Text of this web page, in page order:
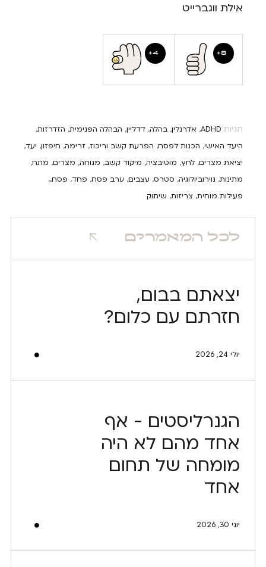
אילת ווגברייט
8
4
תגיות ADHD
, אדרנלין, בהלה, דדליין, הבהלה הפנימית, הזדרזות,
היעד האישי, הכנות לפסח, הפרעת קשב וריכוז, זרימה, חיפזון, יעד,
יציאת מצרים, לחץ, מוטיבציה, מיקוד קשב, מנוחה, מצרים, מתח,
מתינות, נוירוביולוגיה, סטרס, עצבים, ערב פסח, פחד, פסח.,
פעילות מוחית, צריזות, שיתוק
לכל המאמרים
יצאתם בבום,
חזרתם עם כלום?
יולי 24, 2026
הגנרליסטים - אף
אחד מהם לא היה
מומחה של תחום
אחד
יוני 30, 2026